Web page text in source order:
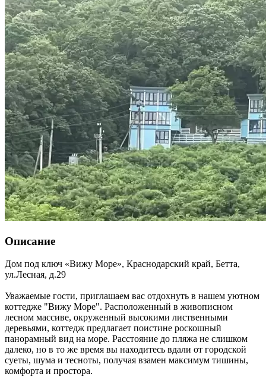
Описание
Дом под ключ «Вижу Море», Краснодарский край, Бетта,
ул.Лесная, д.29
Уважаемые гости, приглашаем вас отдохнуть в нашем уютном
коттедже "Вижу Море". Расположенный в живописном
лесном массиве, окруженный высокими лиственными
деревьями, коттедж предлагает поистине роскошный
панорамный вид на море. Расстояние до пляжа не слишком
далеко, но в то же время вы находитесь вдали от городской
суеты, шума и тесноты, получая взамен максимум тишины,
комфорта и простора.